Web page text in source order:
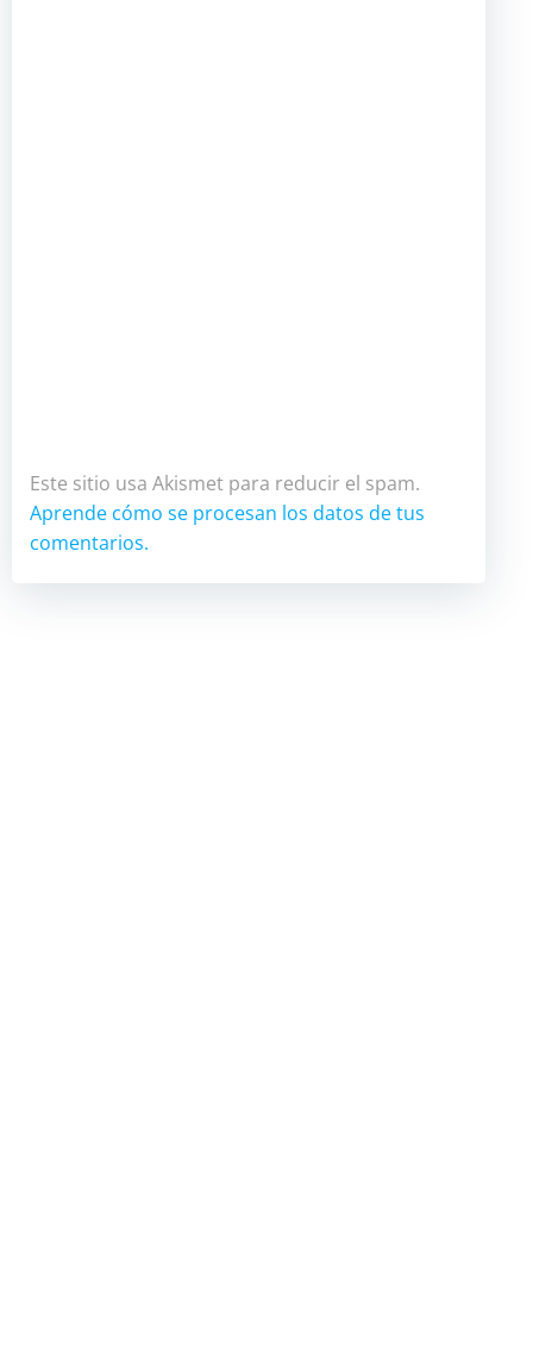
Este sitio usa Akismet para reducir el spam.
Aprende cómo se procesan los datos de tus
comentarios.